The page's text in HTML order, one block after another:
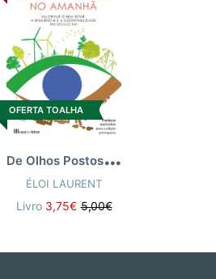
OFERTA TOALHA
D
e Olhos Postos no Amanhã
ÉLOI LAURENT
Livro 3,75€ 5,00€